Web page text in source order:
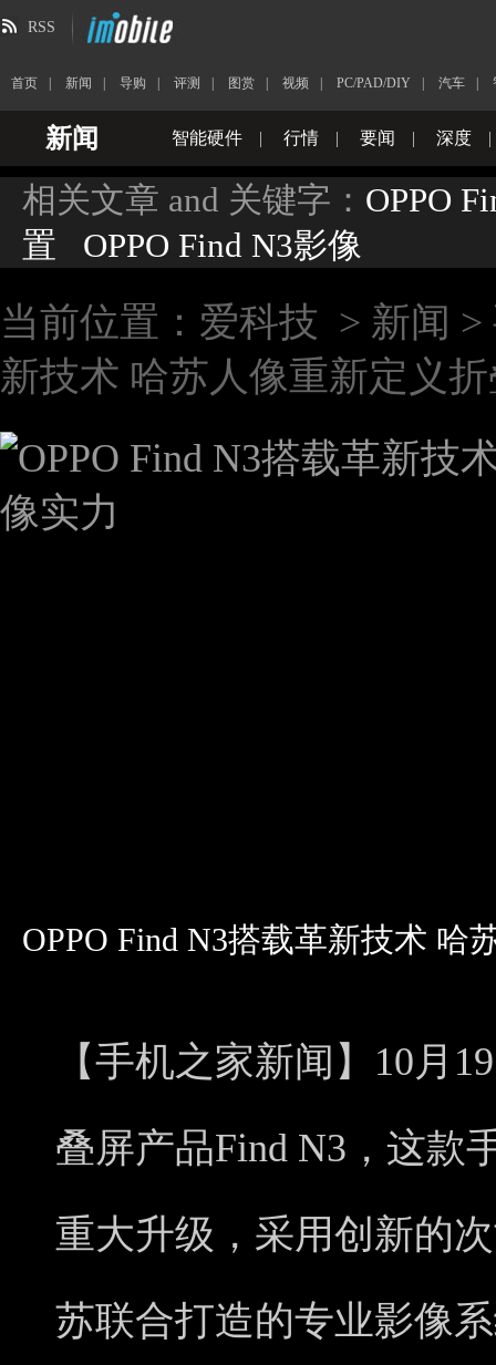
RSS
首页 新闻 导购 评测 图赏 视频 PC/PAD/DIY 汽车
新闻 智能硬件 | 行情 | 要闻 | 深度 |
相关文章 and 关键字： OPPO
置
OPPO Find N3影像
当前位置： 爱科技 > 新闻 >
新技术 哈苏人像重新定义
OPPO Find N3搭载革新技术 哈
【手机之家新闻】10月
叠屏产品Find N3，这款
重大升级，采用创新的
苏联合打造的专业影像